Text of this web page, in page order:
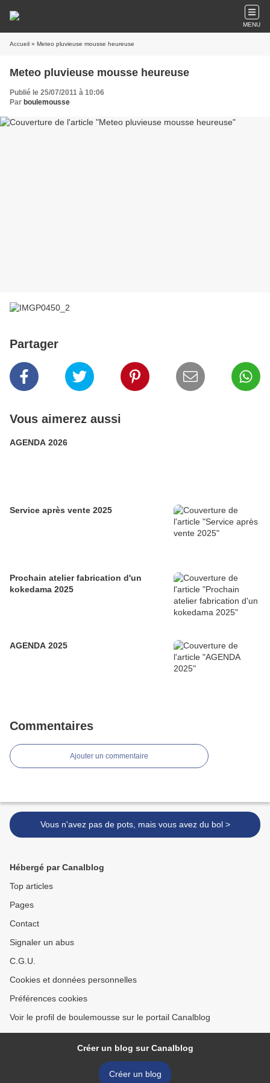
MENU
Accueil » Meteo pluvieuse mousse heureuse
Meteo pluvieuse mousse heureuse
Publié le 25/07/2011 à 10:06
Par boulemousse
Partager
Vous aimerez aussi
AGENDA 2026
Service après vente 2025
Prochain atelier fabrication d'un
kokedama 2025
AGENDA 2025
Commentaires
Ajouter un commentaire
Vous n'avez pas de pots, mais vous avez du bol >
Hébergé par Canalblog
Top articles
Pages
Contact
Signaler un abus
C.G.U.
Cookies et données personnelles
Préférences cookies
Voir le profil de boulemousse sur le portail Canalblog
Créer un blog sur Canalblog
Créer un blog